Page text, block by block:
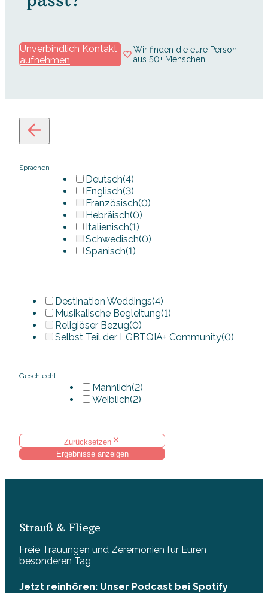
Unverbindlich Kontakt
aufnehmen
Wir finden die eure Person
aus 50+ Menschen
Sprachen
Deutsch(4)
Englisch(3)
Französisch(0)
Hebräisch(0)
Italienisch(1)
Schwedisch(0)
Spanisch(1)
Destination Weddings(4)
Musikalische Begleitung(1)
Religiöser Bezug(0)
Selbst Teil der LGBTQIA+ Community(0)
Geschlecht
Männlich(2)
Weiblich(2)
Zurücksetzen
Ergebnisse anzeigen
Strauß & Fliege
Freie Trauungen und Zeremonien für Euren
besonderen Tag
Jetzt reinhören: Unser Podcast bei Spotify